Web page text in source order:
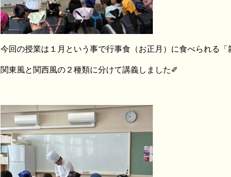
今回の授業は１月という事で行事食（お正月）に食べられる「
関東風と関西風の２種類に分けて講義しました✐